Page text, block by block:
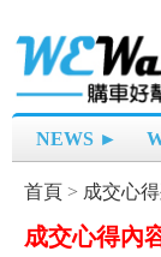
NEWS ►
首頁 > 成交心
成交心得內